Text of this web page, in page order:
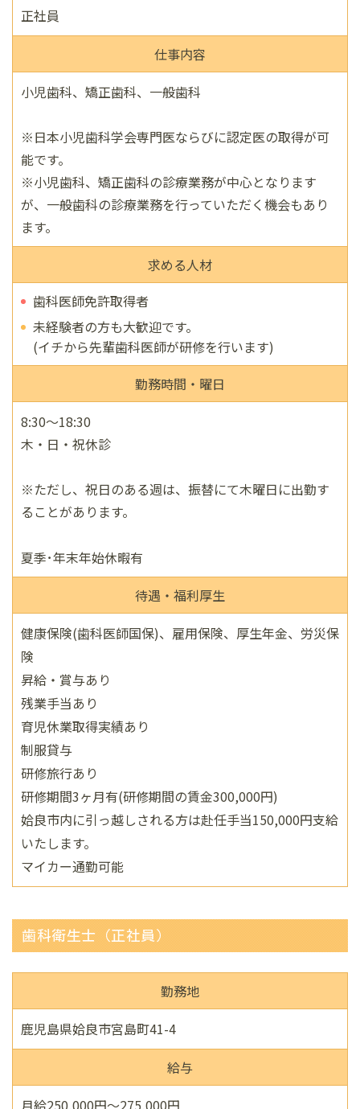
正社員
仕事内容
小児歯科、矯正歯科、一般歯科
※日本小児歯科学会専門医ならびに認定医の取得が可
能です。
※小児歯科、矯正歯科の診療業務が中心となります
が、一般歯科の診療業務を行っていただく機会もあり
ます。
求める人材
歯科医師免許取得者
未経験者の方も大歓迎です。
(イチから先輩歯科医師が研修を行います)
勤務時間・曜日
8:30～18:30
木・日・祝休診
※ただし、祝日のある週は、振替にて木曜日に出勤す
ることがあります。
夏季･年末年始休暇有
待遇・福利厚生
健康保険(歯科医師国保)、雇用保険、厚生年金、労災保
険
昇給・賞与あり
残業手当あり
育児休業取得実績あり
制服貸与
研修旅行あり
研修期間3ヶ月有(研修期間の賃金300,000円)
姶良市内に引っ越しされる方は赴任手当150,000円支給
いたします。
マイカー通勤可能
歯科衛生士（正社員）
勤務地
鹿児島県姶良市宮島町41-4
給与
月給250,000円〜275,000円